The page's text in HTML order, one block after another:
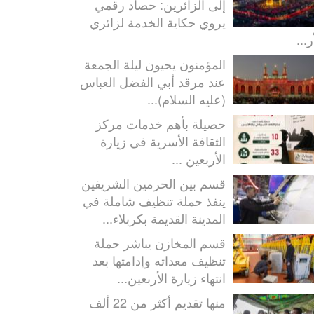
إلى الزائرين: حصاد رقمي
يروي حكاية الخدمة لزائري
المؤمنون يحيون ليلة الجمعة
عند مرقد أبي الفضل العباس
(عليه السلام)...
حصيلة بأهم خدمات مركز
الثقافة الأسرية في زيارة
الأربعين ...
قسم بين الحرمين الشريفين
ينفذ حملة تنظيف شاملة في
المدينة القديمة بكربلاء...
قسم المخازن يباشر حملة
تنظيف معداته وإدامتها بعد
انتهاء زيارة الأربعين...
منها تقديم أكثر من 22 ألف